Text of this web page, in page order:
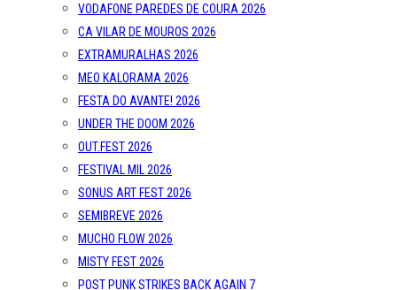
VODAFONE PAREDES DE COURA 2026
CA VILAR DE MOUROS 2026
EXTRAMURALHAS 2026
MEO KALORAMA 2026
FESTA DO AVANTE! 2026
UNDER THE DOOM 2026
OUT.FEST 2026
FESTIVAL MIL 2026
SONUS ART FEST 2026
SEMIBREVE 2026
MUCHO FLOW 2026
MISTY FEST 2026
POST PUNK STRIKES BACK AGAIN 7